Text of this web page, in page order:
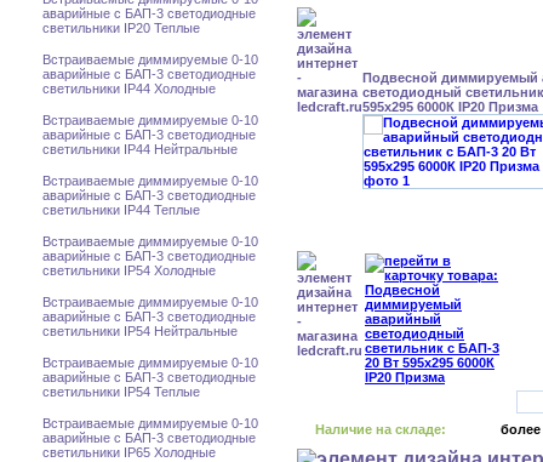
аварийные с БАП-3 светодиодные
светильники IP20 Теплые
Встраиваемые диммируемые 0-10
аварийные с БАП-3 светодиодные
светильники IP44 Холодные
Встраиваемые диммируемые 0-10
аварийные с БАП-3 светодиодные
светильники IP44 Нейтральные
Встраиваемые диммируемые 0-10
аварийные с БАП-3 светодиодные
светильники IP44 Теплые
Встраиваемые диммируемые 0-10
аварийные с БАП-3 светодиодные
светильники IP54 Холодные
Встраиваемые диммируемые 0-10
аварийные с БАП-3 светодиодные
светильники IP54 Нейтральные
Встраиваемые диммируемые 0-10
аварийные с БАП-3 светодиодные
светильники IP54 Теплые
Встраиваемые диммируемые 0-10
аварийные с БАП-3 светодиодные
светильники IP65 Холодные
Подвесной диммируемый
светодиодный
595x295 6000К IP20 Призма
Наличие на складе: более